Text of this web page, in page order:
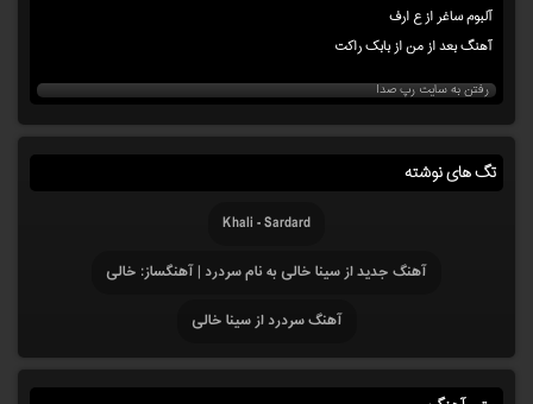
آلبوم ساغر از ع ارف
آهنگ بعد از من از بابک راکت
رفتن به سایت رپ صدا
تگ های نوشته
Khali - Sardard
آهنگ جدید از سینا خالی به نام سردرد | آهنگساز: خالی
آهنگ سردرد از سینا خالی